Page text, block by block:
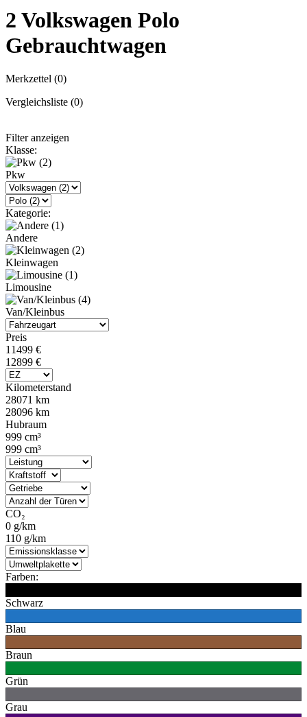
2 Volkswagen Polo
Gebrauchtwagen
Merkzettel (0)
Vergleichsliste (0)
Filter anzeigen
Klasse:
Pkw
Kategorie:
Andere
Kleinwagen
Limousine
Van/Kleinbus
Preis
11499 €
12899 €
Kilometerstand
28071 km
28096 km
Hubraum
999 cm³
999 cm³
CO₂
0 g/km
110 g/km
Farben:
Schwarz
Blau
Braun
Grün
Grau